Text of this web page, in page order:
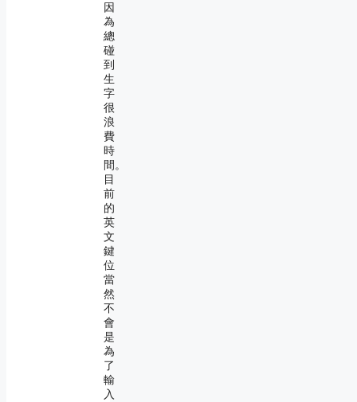
因
為
總
碰
到
生
字
很
浪
費
時
間。
目
前
的
英
文
鍵
位
當
然
不
會
是
為
了
輸
入